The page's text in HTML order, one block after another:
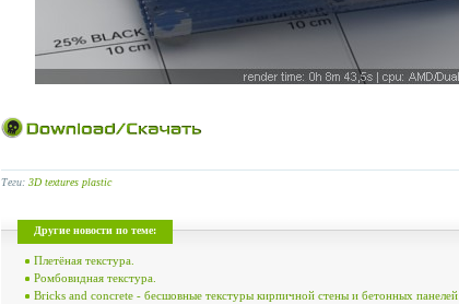
Теги: 3D textures plastic
Другие новости по теме:
Плетёная текстура.
Ромбовидная текстура.
Bricks and concrete - бесшовные текстуры кирпичной стены и бетонных панелей